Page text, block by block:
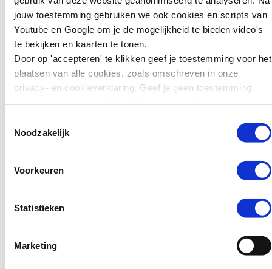
jouw toestemming gebruiken we ook cookies en scripts van
Youtube en Google om je de mogelijkheid te bieden video's
te bekijken en kaarten te tonen.
Door op 'accepteren' te klikken geef je toestemming voor het
plaatsen van alle cookies, zoals omschreven in onze
privacy- en cookieverklaring. Geef je geen toestemming,
Noodzakelijk
Voorkeuren
Statistieken
Marketing
Samenwerken bij online
jeugdcriminaliteit >>
Zweden wil jonge
tieners die ernstige
misdrijven plegen
zwaarder kunnen
straffen. Jongeren van
15 tot en met 17 jaar
kunnen daar sinds kort
terechtkomen in plaats